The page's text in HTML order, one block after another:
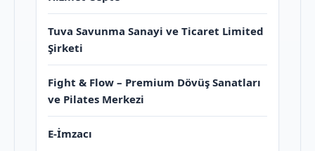
Tuva Savunma Sanayi ve Ticaret Limited
Şirketi
Fight & Flow – Premium Dövüş Sanatları
ve Pilates Merkezi
E-İmzacı